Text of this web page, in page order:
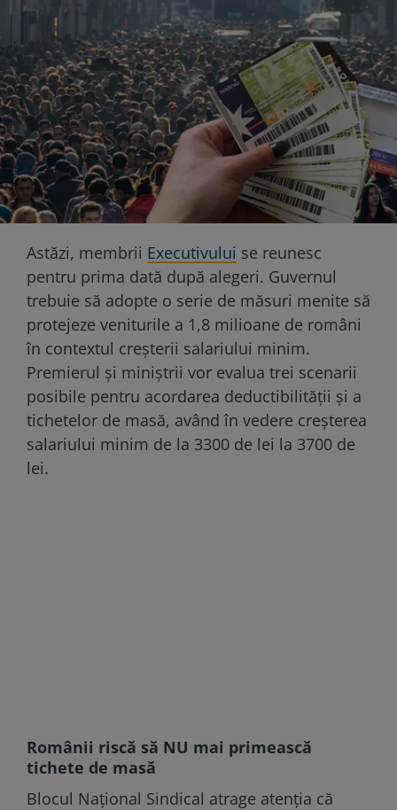
Astăzi, membrii Executivului se reunesc
pentru prima dată după alegeri. Guvernul
trebuie să adopte o serie de măsuri menite să
protejeze veniturile a 1,8 milioane de români
în contextul creșterii salariului minim.
Premierul și miniștrii vor evalua trei scenarii
posibile pentru acordarea deductibilității și a
tichetelor de masă, având în vedere creșterea
salariului minim de la 3300 de lei la 3700 de
lei.
Românii riscă să NU mai primească
tichete de masă
Blocul Național Sindical atrage atenția că